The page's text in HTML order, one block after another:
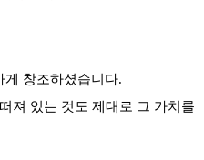
창조하셨습니다.
져 있는 것도 제대로 그 가치를